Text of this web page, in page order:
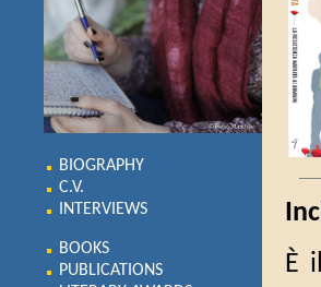
BIOGRAPHY
C.V.
INTERVIEWS
BOOKS
PUBLICATIONS
È